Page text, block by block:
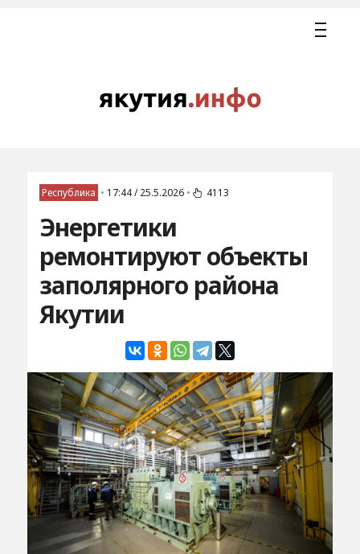
Республика • 17:44 / 25.5.2026 • 4113
Энергетики
ремонтируют объекты
заполярного района
Якутии